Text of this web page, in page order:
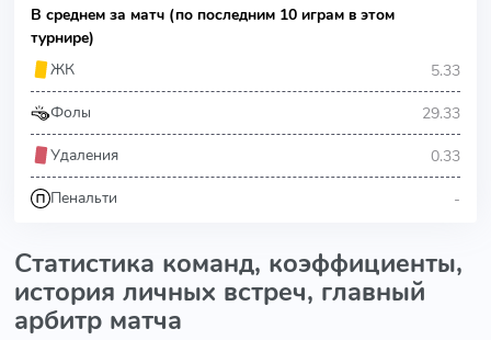
В среднем за матч (по последним 10 играм в этом
турнире)
ЖК
5.33
Фолы 29.33
Удаления 0.33
Пенальти -
Статистика команд, коэффициенты,
история личных встреч, главный
арбитр матча